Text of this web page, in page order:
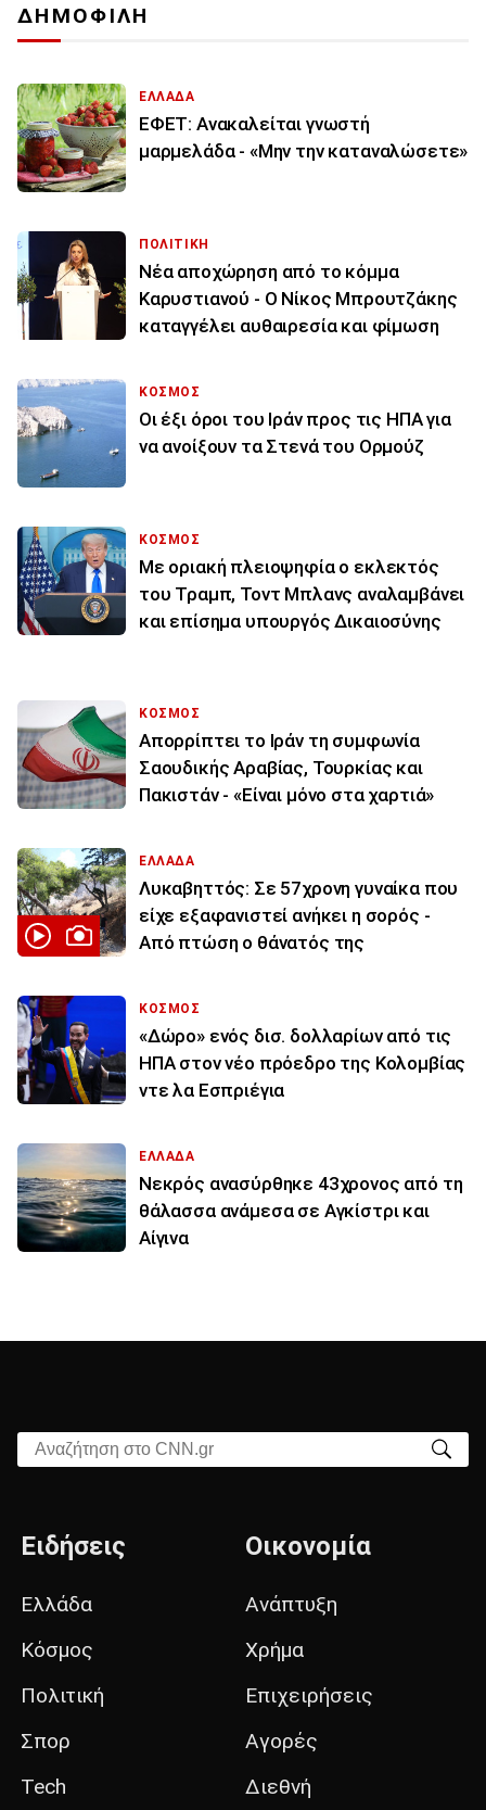
ΔΗΜΟΦΙΛΗ
ΕΛΛΑΔΑ
ΕΦΕΤ: Ανακαλείται γνωστή
μαρμελάδα - «Μην την καταναλώσετε»
ΠΟΛΙΤΙΚΗ
Νέα αποχώρηση από το κόμμα
Καρυστιανού - Ο Νίκος Μπρουτζάκης
καταγγέλει αυθαιρεσία και φίμωση
ΚΟΣΜΟΣ
Οι έξι όροι του Ιράν προς τις ΗΠΑ για
να ανοίξουν τα Στενά του Ορμούζ
ΚΟΣΜΟΣ
Με οριακή πλειοψηφία ο εκλεκτός
του Τραμπ, Τοντ Μπλανς αναλαμβάνει
και επίσημα υπουργός Δικαιοσύνης
ΚΟΣΜΟΣ
Απορρίπτει το Ιράν τη συμφωνία
Σαουδικής Αραβίας, Τουρκίας και
Πακιστάν - «Είναι μόνο στα χαρτιά»
ΕΛΛΑΔΑ
Λυκαβηττός: Σε 57χρονη γυναίκα που
είχε εξαφανιστεί ανήκει η σορός -
Από πτώση ο θάνατός της
ΚΟΣΜΟΣ
«Δώρο» ενός δισ. δολλαρίων από τις
ΗΠΑ στον νέο πρόεδρο της Κολομβίας
ντε λα Εσπριέγια
ΕΛΛΑΔΑ
Νεκρός ανασύρθηκε 43χρονος από τη
θάλασσα ανάμεσα σε Αγκίστρι και
Αίγινα
Αναζήτηση στο CNN.gr
Ειδήσεις
Ελλάδα
Κόσμος
Πολιτική
Σπορ
Tech
Οικονομία
Ανάπτυξη
Χρήμα
Επιχειρήσεις
Αγορές
Διεθνή